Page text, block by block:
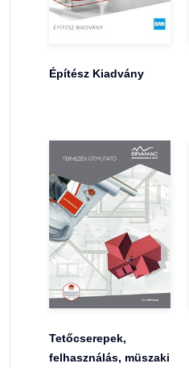
Építész Kiadvány
Tetőcserepek,
felhasználás, müszaki